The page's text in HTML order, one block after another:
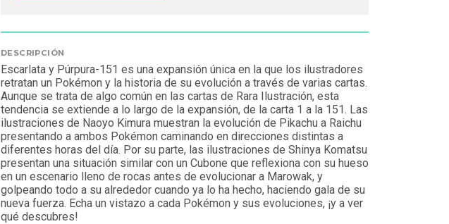
DESCRIPCIÓN
Escarlata y Púrpura-151 es una expansión única en la que los ilustradores
retratan un Pokémon y la historia de su evolución a través de varias cartas.
Aunque se trata de algo común en las cartas de Rara Ilustración, esta
tendencia se extiende a lo largo de la expansión, de la carta 1 a la 151. Las
ilustraciones de Naoyo Kimura muestran la evolución de Pikachu a Raichu
presentando a ambos Pokémon caminando en direcciones distintas a
diferentes horas del día. Por su parte, las ilustraciones de Shinya Komatsu
presentan una situación similar con un Cubone que reflexiona con su hueso
en un escenario lleno de rocas antes de evolucionar a Marowak, y
golpeando todo a su alrededor cuando ya lo ha hecho, haciendo gala de su
nueva fuerza. Echa un vistazo a cada Pokémon y sus evoluciones, ¡y a ver
qué descubres!